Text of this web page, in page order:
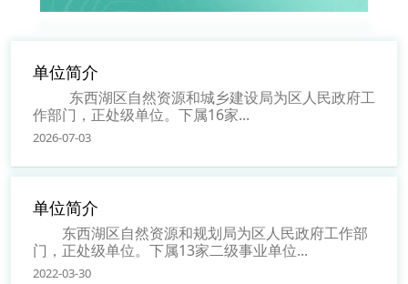
单位简介
东西湖区自然资源和城乡建设局为区人民政府工
作部门，正处级单位。下属16家...
2026-07-03
单位简介
东西湖区自然资源和规划局为区人民政府工作部
门，正处级单位。下属13家二级事业单位...
2022-03-30